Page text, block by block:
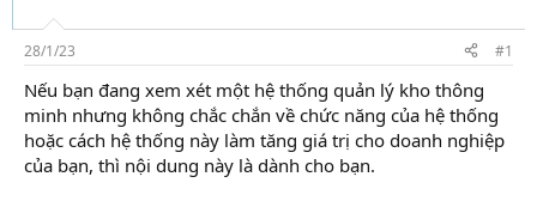
s
t
a
r
t
e
r
i
28/1/23 #1
Nếu bạn đang xem xét một hệ thống quản lý kho thông
minh nhưng không chắc chắn về chức năng của hệ thống
hoặc cách hệ thống này làm tăng giá trị cho doanh nghiệp
của bạn, thì nội dung này là dành cho bạn.